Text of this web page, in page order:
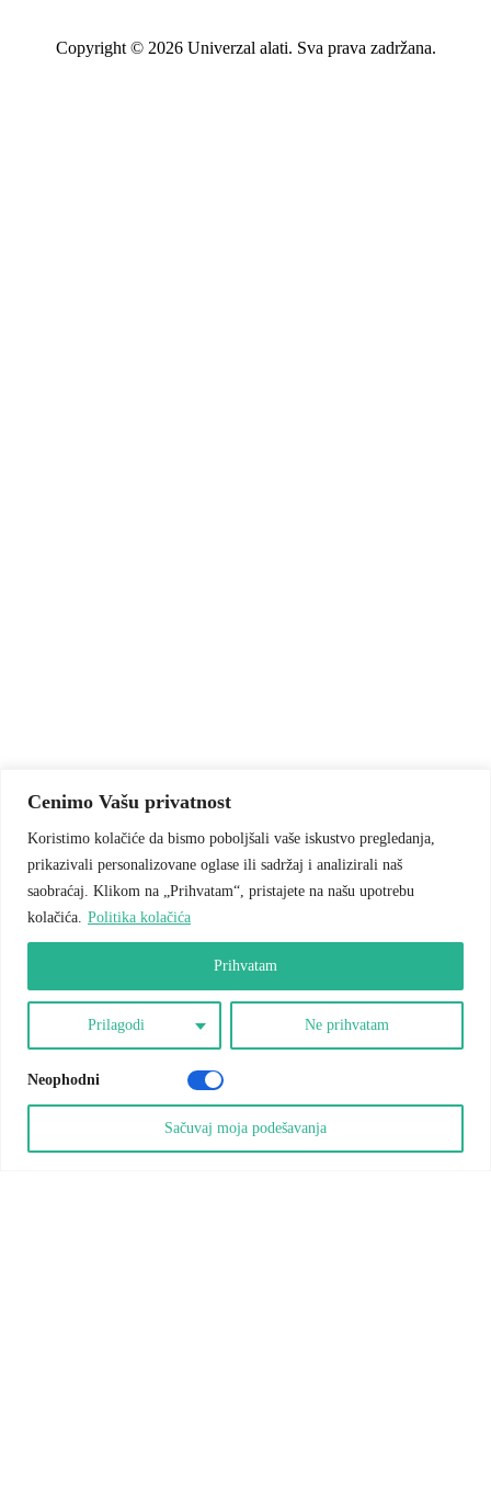
Cenimo Vašu privatnost
Koristimo kolačiće da bismo poboljšali vaše iskustvo pregledanja,
prikazivali personalizovane oglase ili sadržaj i analizirali naš
saobraćaj. Klikom na „Prihvatam“, pristajete na našu upotrebu
kolačića. Politika kolačića
Prilagodi Ne prihvatam
Prihvatam
Neophodni
Sačuvaj moja podešavanja
Copyright © 2026 Univerzal alati. Sva prava zadržana.